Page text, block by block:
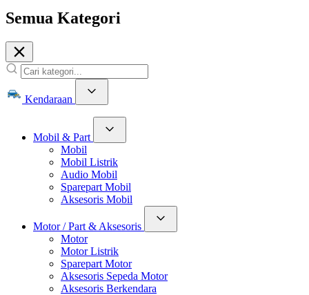
Semua Kategori
Kendaraan
Mobil & Part
Mobil
Mobil Listrik
Audio Mobil
Sparepart Mobil
Aksesoris Mobil
Motor / Part & Aksesoris
Motor
Motor Listrik
Sparepart Motor
Aksesoris Sepeda Motor
Aksesoris Berkendara